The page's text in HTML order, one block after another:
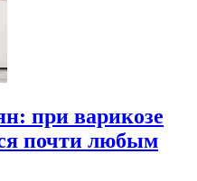
при варикозе
почти любым